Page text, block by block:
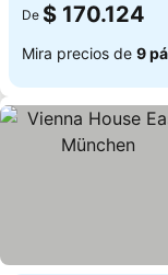
De $ 170.124
Mira precios de 9